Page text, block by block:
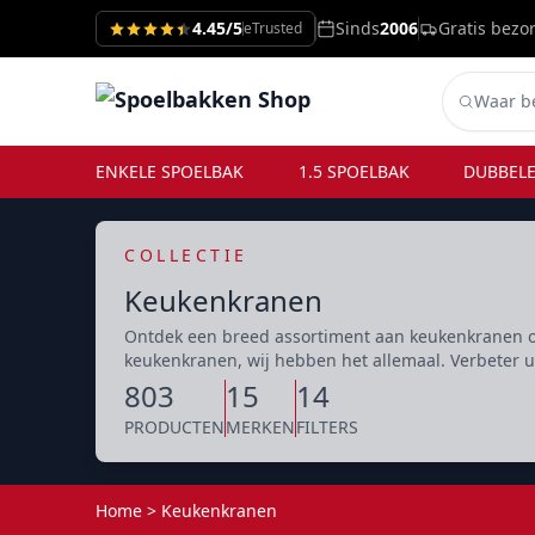
4.45/5eTrusted Sinds2006 Gratis
ENKELE SPOELBAK 1.5 SPOELBAK
COLLECTIE
Keukenkranen
Ontdek een breed assortiment aan keukenkranen
keukenkranen, wij hebben het allemaal. Verbeter
803
PRODUCTEN
15
MERKEN
14
FILTERS
Home > Keukenkranen